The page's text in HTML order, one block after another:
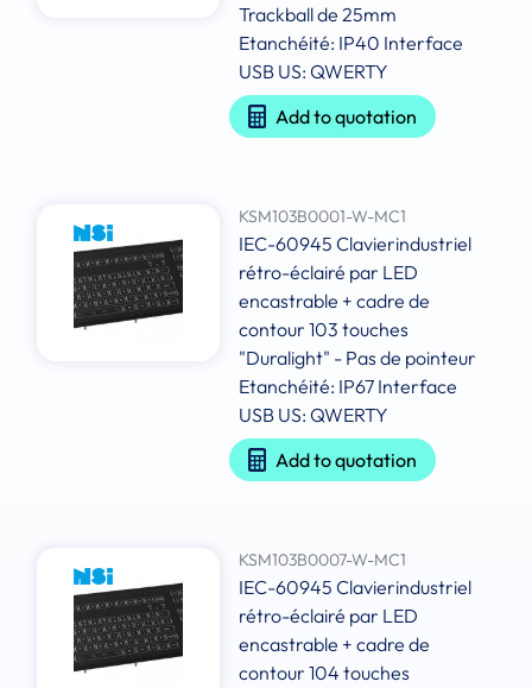
Trackball de 25mm
Etanchéité: IP40 Interface
USB US: QWERTY
Add to quotation
KSM103B0001-W-MC1
IEC-60945 Clavierindustriel
rétro-éclairé par LED
encastrable + cadre de
contour 103 touches
"Duralight" - Pas de pointeur
Etanchéité: IP67 Interface
USB US: QWERTY
Add to quotation
KSM103B0007-W-MC1
IEC-60945 Clavierindustriel
rétro-éclairé par LED
encastrable + cadre de
contour 104 touches